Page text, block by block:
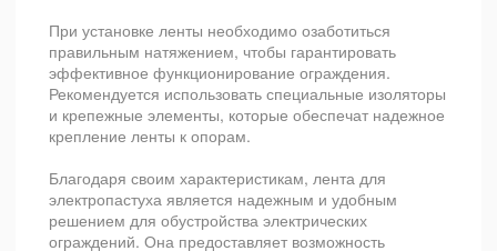
При установке ленты необходимо озаботиться
правильным натяжением, чтобы гарантировать
эффективное функционирование ограждения.
Рекомендуется использовать специальные изоляторы
и крепежные элементы, которые обеспечат надежное
крепление ленты к опорам.
Благодаря своим характеристикам, лента для
электропастуха является надежным и удобным
решением для обустройства электрических
ограждений. Она предоставляет возможность